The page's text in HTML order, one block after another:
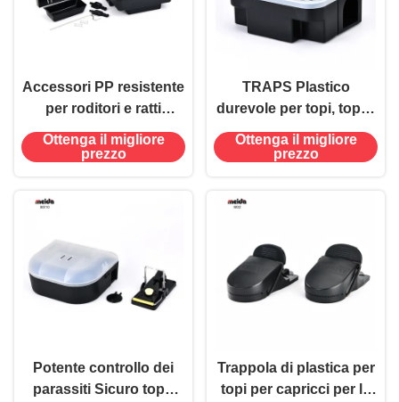
Accessori PP resistente
per roditori e ratti
Stazione di esche per
topi e topi Scatola di
Ottenga il migliore
prezzo
TRAPS Plastico
durevole per topi, topi e
ratti
Ottenga il migliore
prezzo
Potente controllo dei
parassiti Sicuro topo
Trappola di plastica per
topi per capricci per la